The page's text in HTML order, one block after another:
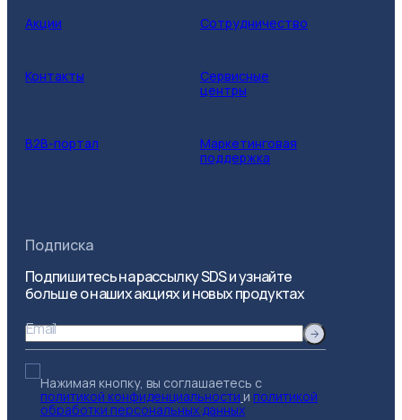
Акции Сотрудничество
Контакты
Сервисные
центры
B2B-портал
Маркетинговая
поддержка
Подписка
Подпишитесь на рассылку SDS и узнайте
больше о наших акциях и новых продуктах
Email
Нажимая кнопку, вы соглашаетесь с
политикой конфиденциальности и политикой
обработки персональных данных